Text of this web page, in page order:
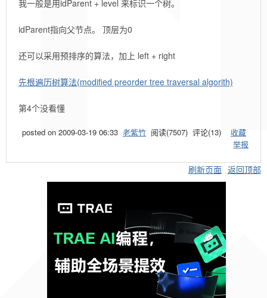
我一般是用idParent + level 来标识一个树。
idParent指向父节点。 顶层为0
还可以采用预排序的算法，加上 left + right
先根遍历树算法(modified preorder tree traversal algorith)
第4个没看懂
posted on 2009-03-19 06:33 老紫竹 阅读(7507) 评论(13) 收藏
举报
刷新页面 返回顶部